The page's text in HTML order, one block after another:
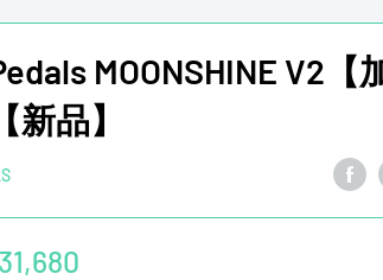
MOONSHINE V2【
新品】